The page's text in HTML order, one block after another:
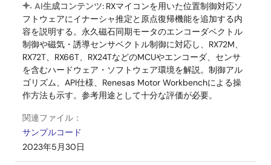
AI生成コンテンツ: RXマイコンを用いた位置制御対応ソ
フトウェアにイナーシャ推定と原点復帰機能を追加する内
容を説明する。永久磁石同期モータのエンコーダベクトル
制御や磁気・誘導センサベクトル制御に対応し、RX72M、
RX72T、RX66T、RX24TなどのMCUやエンコーダ、センサ
を含むハードウェア・ソフトウェア環境を解説。制御アル
ゴリズム、API仕様、Renesas Motor Workbenchによる操
作方法も示す。参考用途として十分な評価が必要。
関連ファイル：
サンプルコード
2023年5月30日